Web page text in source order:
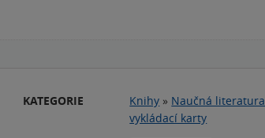
KATEGORIE Knihy » Naučná literatura
vykládací karty